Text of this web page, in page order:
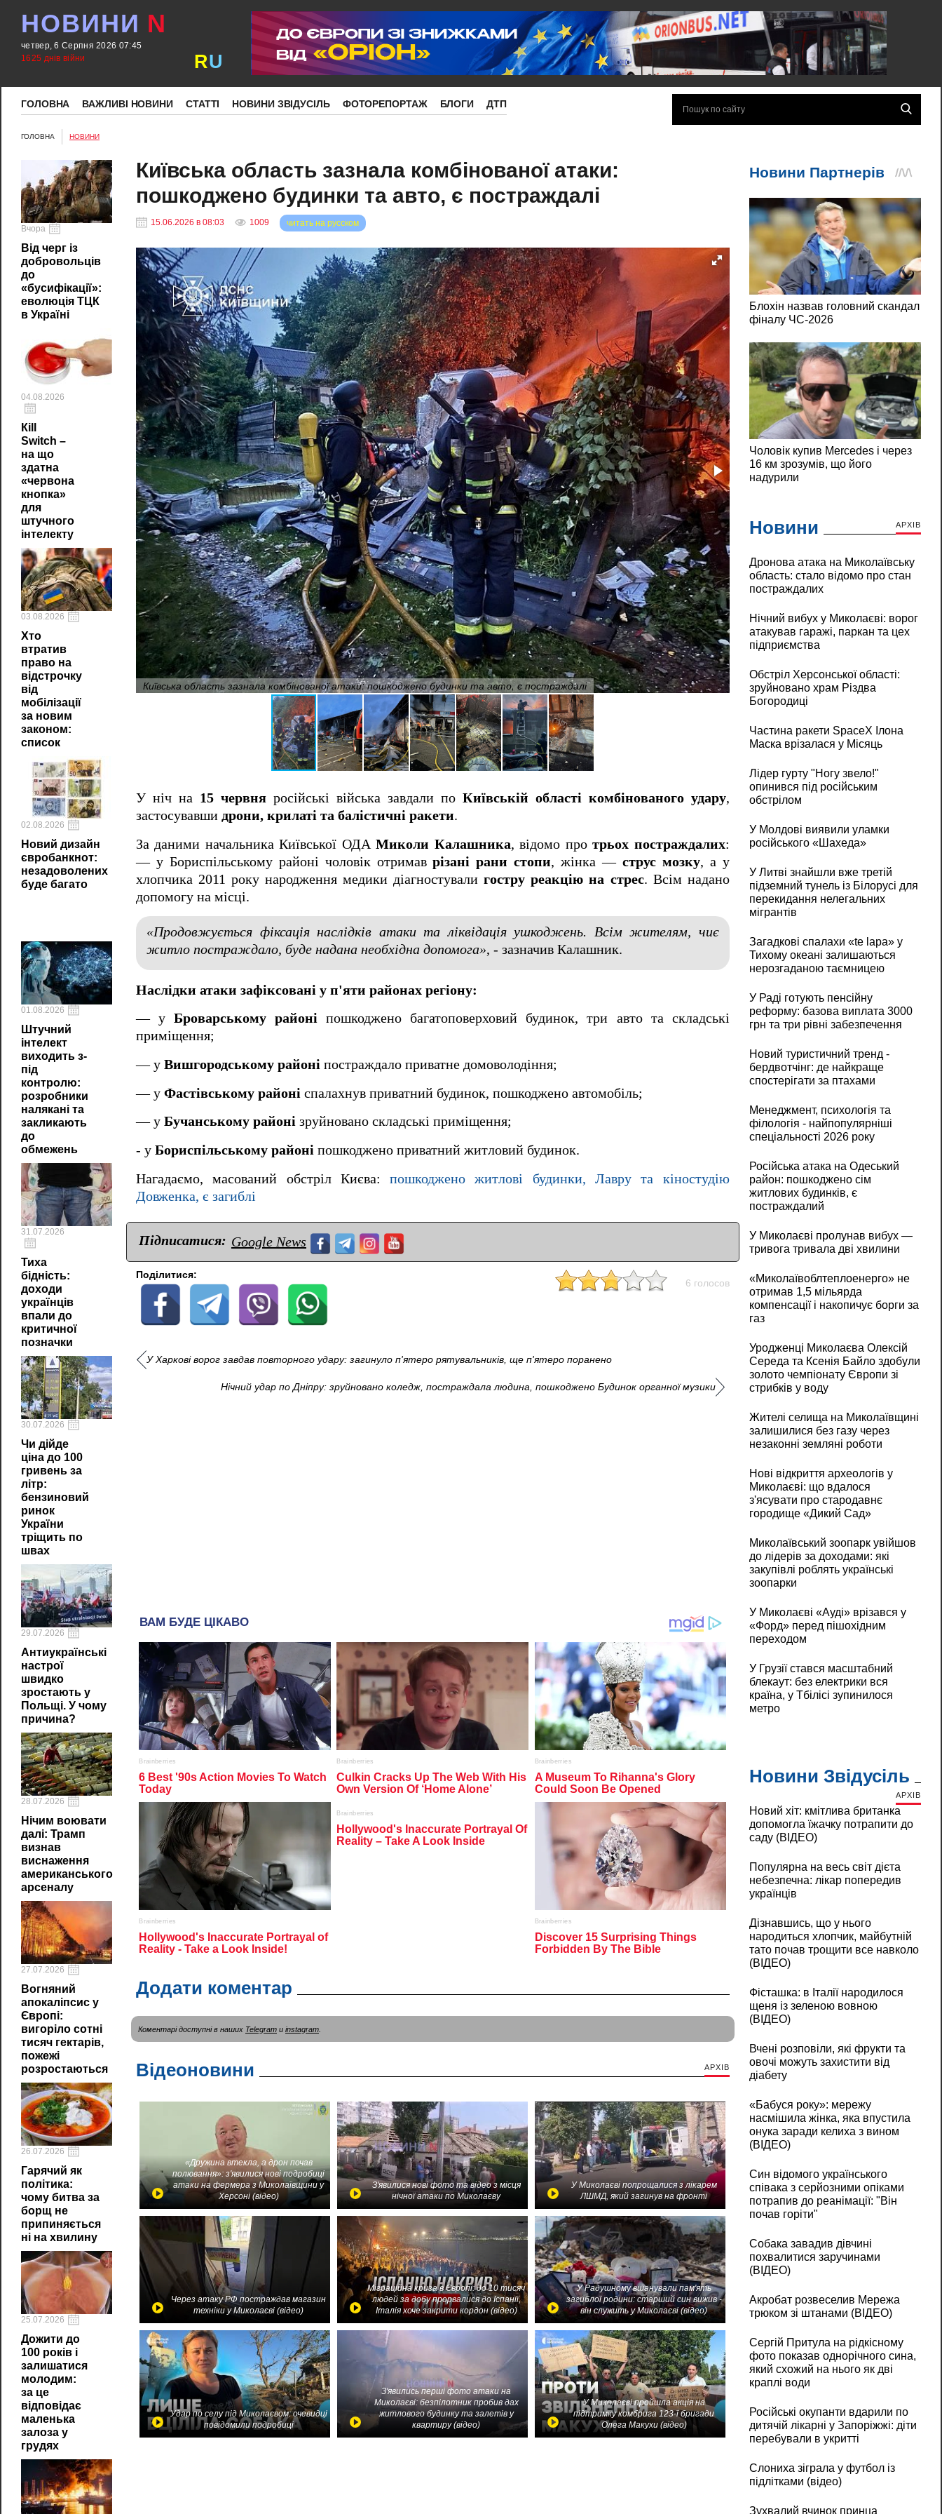
НОВИНИ N
четвер, 6 Серпня 2026 07:45
1625 днів війни
RU
ГОЛОВНА ВАЖЛИВІ НОВИНИ СТАТТІ НОВИНИ ЗВІДУСІЛЬ ФОТОРЕПОРТАЖ БЛОГИ ДТП
ГОЛОВНА НОВИНИ
Вчора
Від черг із
добровольців
до
«бусифікації»:
еволюція ТЦК
в Україні
04.08.2026
Кill
Switch –
на що
здатна
«червона
кнопка»
для
штучного
інтелекту
03.08.2026
Хто
втратив
право на
відстрочку
від
мобілізації
за новим
законом:
список
02.08.2026
Новий дизайн
євробанкнот:
незадоволених
буде багато
01.08.2026
Штучний
інтелект
виходить з-
під
контролю:
розробники
налякані та
закликають
до
обмежень
31.07.2026
Тиха
бідність:
доходи
українців
впали до
критичної
позначки
30.07.2026
Чи дійде
ціна до 100
гривень за
літр:
бензиновий
ринок
України
тріщить по
швах
29.07.2026
Антиукраїнські
настрої
швидко
зростають у
Польщі. У чому
причина?
28.07.2026
Нічим воювати
далі: Трамп
визнав
виснаження
американського
арсеналу
27.07.2026
Вогняний
апокаліпсис у
Європі:
вигоріло сотні
тисяч гектарів,
пожежі
розростаються
26.07.2026
Гарячий як
політика:
чому битва за
борщ не
припиняється
ні на хвилину
25.07.2026
Дожити до
100 років і
залишатися
молодим:
за це
відповідає
маленька
залоза у
грудях
Київська область зазнала комбінованої атаки:
пошкоджено будинки та авто, є постраждалі
15.06.2026 в 08:03 1009 читать на русском
Київська область зазнала комбінованої атаки: пошкоджено будинки та авто, є постраждалі Київська область зазнала
У ніч на 15 червняросійські війська завдали по Київській області комбінованого удару,
застосувавши дрони, крилаті та балістичні ракети.
За даними начальника Київської ОДАМиколи Калашника, відомо протрьох постраждалих:
— у Бориспільському районі чоловік отримаврізані рани стопи, жінка — струс мозку, а у
хлопчика 2011 року народження медики діагностувалигостру реакцію на стрес. Всім надано
допомогу на місці.
«Продовжується фіксація наслідків атаки та ліквідація ушкоджень. Всім жителям, чиє
житло постраждало, буде надана необхідна допомога», - зазначив Калашник.
Наслідки атаки зафіксовані у п'яти районах регіону:
— уБроварському районі пошкоджено багатоповерховий будинок, три авто та складські
приміщення;
— у Вишгородському районі постраждало приватне домоволодіння;
— у Фастівському районі спалахнув приватний будинок, пошкоджено автомобіль;
— у Бучанському районі зруйновано складські приміщення;
- у Бориспільському районі пошкоджено приватний житловий будинок.
Нагадаємо, масований обстріл Києва:пошкоджено житлові будинки, Лавру та кіностудію
Довженка, є загиблі
Підписатися: Google News
Поділитися:
6 голосов
У Харкові ворог завдав повторного удару: загинуло п'ятеро рятувальників, ще п'ятеро поранено
Нічний удар по Дніпру: зруйновано коледж, постраждала людина, пошкоджено Будинок органної музики
Додати коментар
Коментарі доступні в наших Telegram и instagram
Відеоновини АРХІВ
«Дружина втекла, а дрон почав
полювання»: з'явилися нові подробиці
атаки на фермера з Миколаївщини у
Херсоні (відео)
З'явилися нові фото та відео з місця
нічної атаки по Миколаєву
У Миколаєві попрощалися з лікарем
ЛШМД, який загинув на фронті
Через атаку РФ постраждав магазин
техніки у Миколаєві (відео)
Міграційна криза в Європі: до 10 тисяч
людей за добу прорвалися до Іспанії,
Італія хоче закрити кордон (відео)
У Радушному вшанували пам'ять
загиблої родини: старший син вижив -
він служить у Миколаєві (відео)
Удар по селу під Миколаєвом: очевидці
повідомили подробиці
З'явились перші фото атаки на
Миколаєві: безпілотник пробив дах
житлового будинку та залетів у
квартиру (відео)
У Миколаєві пройшла акція на
підтримку комбрига 123-ї бригади
Олега Макухи (відео)
Новини АРХІВ
Дронова атака на Миколаївську
область: стало відомо про стан
постраждалих
Нічний вибух у Миколаєві: ворог
атакував гаражі, паркан та цех
підприємства
Обстріл Херсонської області:
зруйновано храм Різдва
Богородиці
Частина ракети SpaceX Ілона
Маска врізалася у Місяць
Лідер гурту "Ногу звело!"
опинився під російським
обстрілом
У Молдові виявили уламки
російського «Шахеда»
У Литві знайшли вже третій
підземний тунель із Білорусі для
перекидання нелегальних
мігрантів
Загадкові спалахи «te lapa» у
Тихому океані залишаються
нерозгаданою таємницею
У Раді готують пенсійну
реформу: базова виплата 3000
грн та три рівні забезпечення
Новий туристичний тренд -
бердвотчінг: де найкраще
спостерігати за птахами
Менеджмент, психологія та
філологія - найпопулярніші
спеціальності 2026 року
Російська атака на Одеський
район: пошкоджено сім
житлових будинків, є
постраждалий
У Миколаєві пролунав вибух —
тривога тривала дві хвилини
«Миколаївоблтеплоенерго» не
отримав 1,5 мільярда
компенсації і накопичує борги за
газ
Уродженці Миколаєва Олексій
Середа та Ксенія Байло здобули
золото чемпіонату Європи зі
стрибків у воду
Жителі селища на Миколаївщині
залишилися без газу через
незаконні земляні роботи
Нові відкриття археологів у
Миколаєві: що вдалося
з'ясувати про стародавнє
городище «Дикий Сад»
Миколаївський зоопарк увійшов
до лідерів за доходами: які
закупівлі роблять українські
зоопарки
У Миколаєві «Ауді» врізався у
«Форд» перед пішохідним
переходом
У Грузії стався масштабний
блекаут: без електрики вся
країна, у Тбілісі зупинилося
метро
Новини Звідусіль
АРХІВ
Новий хіт: кмітлива британка
допомогла їжачку потрапити до
саду (ВІДЕО)
Популярна на весь світ дієта
небезпечна: лікар попередив
українців
Дізнавшись, що у нього
народиться хлопчик, майбутній
тато почав трощити все навколо
(ВІДЕО)
Фісташка: в Італії народилося
щеня із зеленою вовною
(ВІДЕО)
Вчені розповіли, які фрукти та
овочі можуть захистити від
діабету
«Бабуся року»: мережу
насмішила жінка, яка впустила
онука заради келиха з вином
(ВІДЕО)
Син відомого українського
співака з серйозними опіками
потрапив до реанімації: "Він
почав горіти"
Собака завадив дівчині
похвалитися заручинами
(ВІДЕО)
Акробат розвеселив Мережа
трюком зі штанами (ВІДЕО)
Сергій Притула на рідкісному
фото показав однорічного сина,
який схожий на нього як дві
краплі води
Російські окупанти вдарили по
дитячій лікарні у Запоріжжі: діти
перебували в укритті
Слониха зіграла у футбол із
підлітками (відео)
Зухвалий вчинок принца